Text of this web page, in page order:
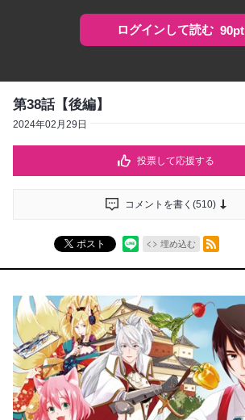
ログインして読む 90pt
第38話【後編】
2024年02月29日
投票して応援する
コメントを書く(510)
ポスト 埋め込む
RSSフィード